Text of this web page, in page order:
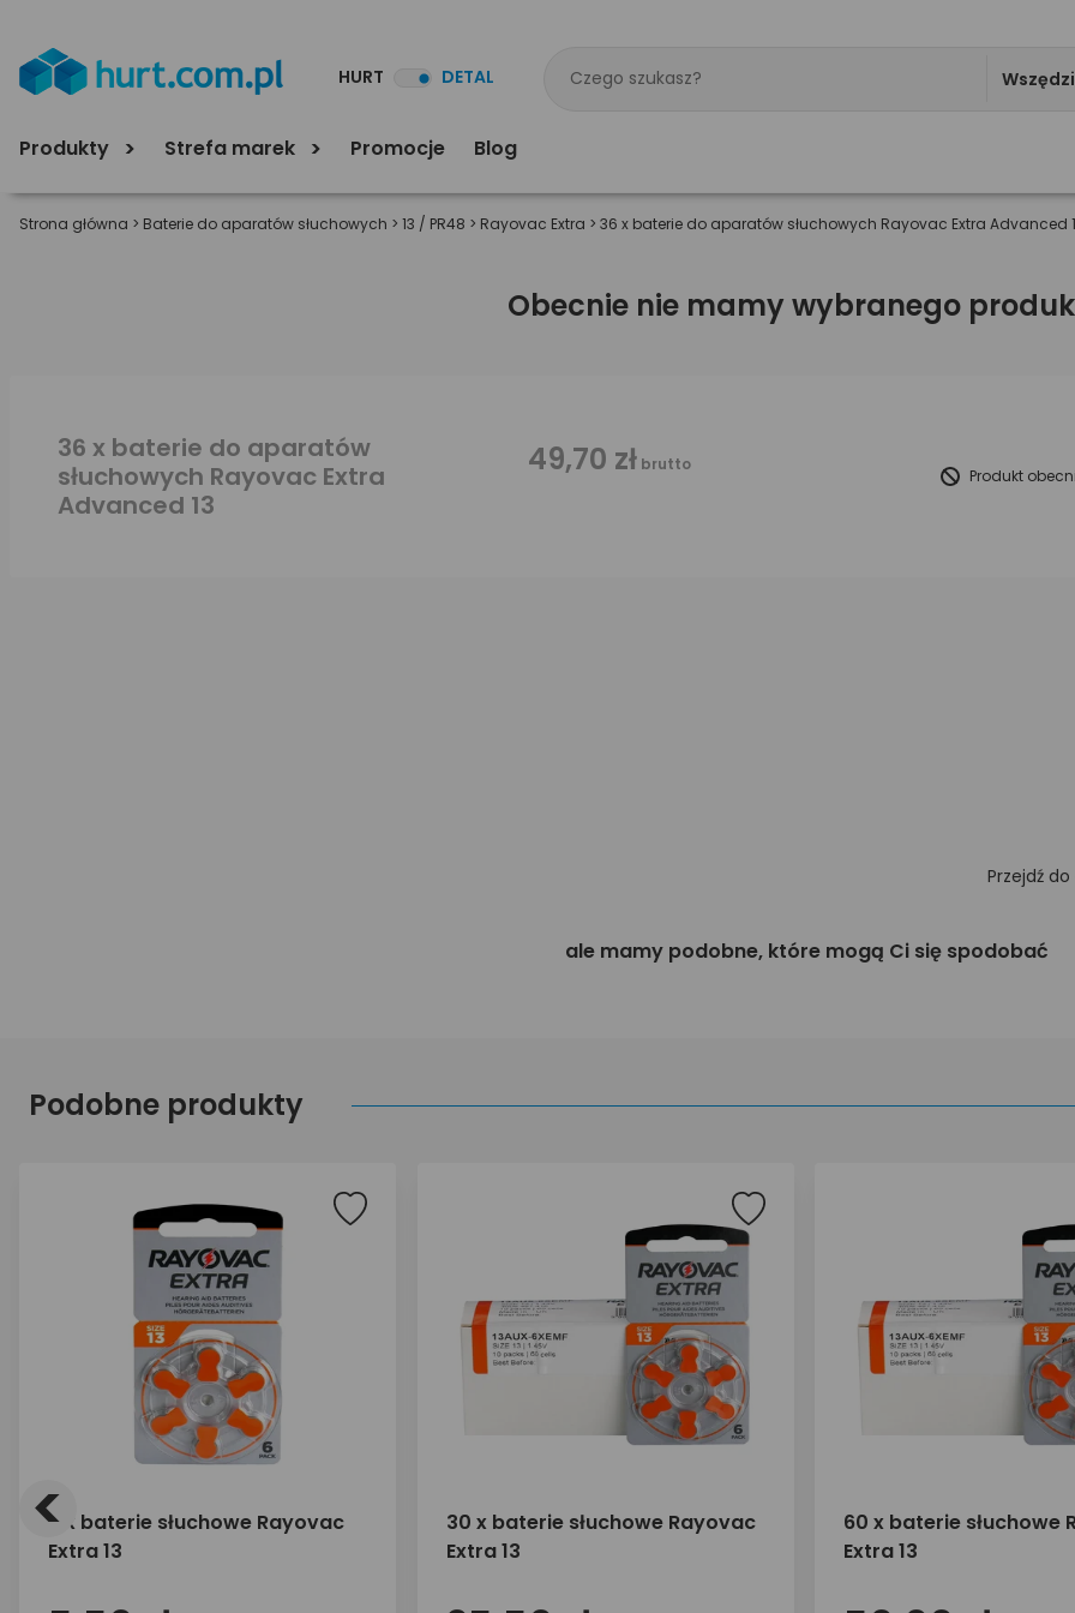
HURT DETAL
Produkty Strefa marek Promocje Blog
Strona główna > Baterie do aparatów słuchowych > 13 / PR48 > Rayovac Extra > 36 x baterie do aparatów słuchowych Rayovac Extra Advanced
Obecnie nie mamy wybranego
36 x baterie do aparatów
słuchowych Rayovac Extra
Advanced 13
49,70 zł brutto
Produkt
Przejdź do
ale mamy podobne, które mogą Ci się spodobać
Podobne produkty
6 x baterie słuchowe Rayovac
Extra 13
30 x baterie słuchowe Rayovac
Extra 13
60 x baterie słuchowe
Extra 13
<